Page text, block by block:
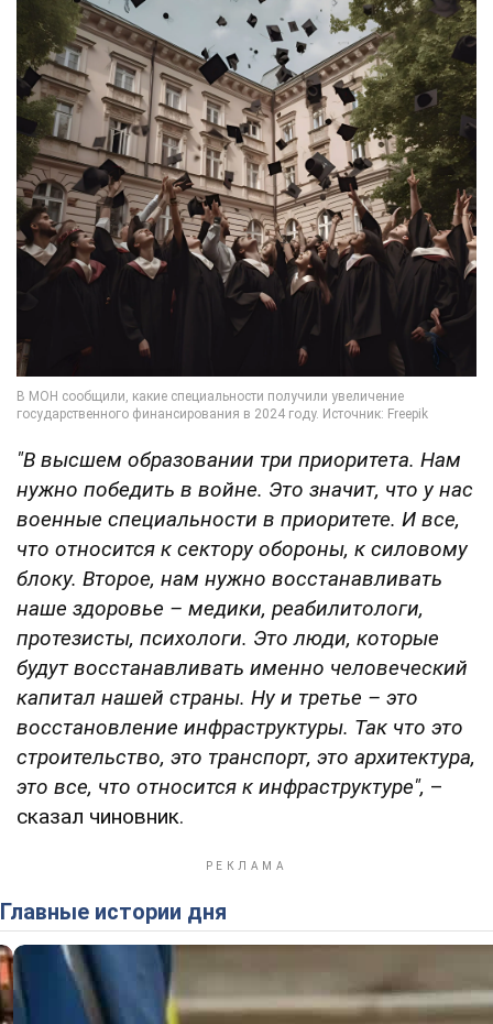
"В высшем образовании три приоритета. Нам
нужно победить в войне. Это значит, что у нас
военные специальности в приоритете. И все,
что относится к сектору обороны, к силовому
блоку. Второе, нам нужно восстанавливать
наше здоровье – медики, реабилитологи,
протезисты, психологи. Это люди, которые
будут восстанавливать именно человеческий
капитал нашей страны. Ну и третье – это
восстановление инфраструктуры. Так что это
строительство, это транспорт, это архитектура,
это все, что относится к инфраструктуре", –
сказал чиновник.
Главные истории дня